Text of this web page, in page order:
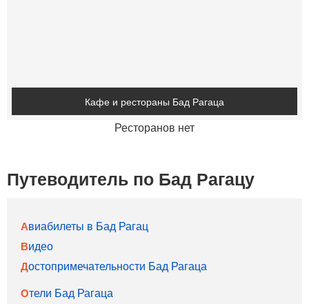
Кафе и рестораны Бад Рагаца
Ресторанов нет
Путеводитель по Бад Рагацу
Авиабилеты в Бад Рагац
Видео
Достопримечательности Бад Рагаца
Отели Бад Рагаца